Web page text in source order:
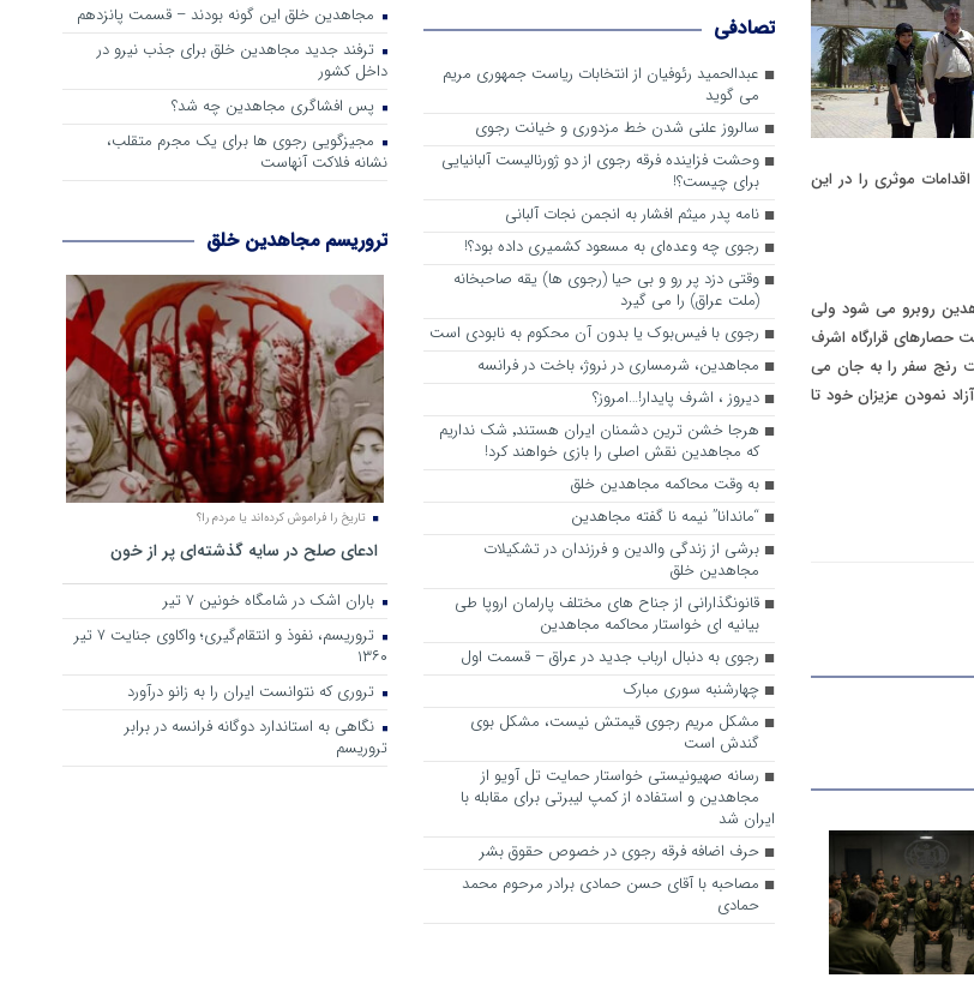
موثری را در این
روبرو می شود ولی
حصارهای قرارگاه اشرف
رنج سفر را به جان می
نمودن عزیزان خود تا
تصادفی
عبدالحمید رئوفیان از انتخابات ریاست جمهوری مریم
می گوید
سالروز علنی شدن خط مزدوری و خیانت رجوی
وحشت فزاینده فرقه رجوی از دو ژورنالیست آلبانیایی
برای چیست؟!
نامه پدر میثم افشار به انجمن نجات آلبانی
رجوی چه وعده‌ای به مسعود کشمیری داده بود؟!
وقتی دزد پر رو و بی حیا (رجوی ها) یقه صاحبخانه
(ملت عراق) را می گیرد
رجوی با فیس‌بوک یا بدون آن محکوم به نابودی است
مجاهدین، شرم‎ساری در نروژ، باخت در فرانسه
ديروز ، اشرف پايدار!…امروز؟
هرجا خشن ترین دشمنان ایران هستند٬ شک نداریم
که مجاهدین نقش اصلی را بازی خواهند کرد!
به وقت محاکمه مجاهدین خلق
“ماندانا” نیمه نا گفته مجاهدین
برشی از زندگی والدین و فرزندان در تشکیلات
مجاهدین خلق
قانونگذارانی از جناح های مختلف پارلمان اروپا طی
بیانیه ای خواستار محاکمه مجاهدین
رجوی به دنبال ارباب جدید در عراق – قسمت اول
چهارشنبه سوری مبارک
مشکل مریم رجوی قیمتش نیست، مشکل بوی
گندش است
رسانه صهیونیستی خواستار حمایت تل آویو از
مجاهدین و استفاده از کمپ لیبرتی برای مقابله با
ایران شد
حرف اضافه فرقه رجوی در خصوص حقوق بشر
مصاحبه با آقای حسن حمادی برادر مرحوم محمد
حمادی
مجاهدین خلق این گونه بودند – قسمت پانزدهم
ترفند جدید مجاهدین خلق برای جذب نیرو در
داخل کشور
پس افشاگری مجاهدین چه شد؟
مجیزگویی رجوی ها برای یک مجرم متقلب،
نشانه فلاکت آنهاست
تروریسم مجاهدین خلق
تاریخ را فراموش کرده‌اند یا مردم را؟
ادعای صلح در سایه گذشته‌ای پر از خون
باران اشک در شامگاه خونین 7 تیر
تروریسم، نفوذ و انتقام‌گیری؛ واکاوی جنایت ۷ تیر
۱۳۶۰
تروری که نتوانست ایران را به زانو درآورد
نگاهی به استاندارد دوگانه فرانسه در برابر
تروریسم